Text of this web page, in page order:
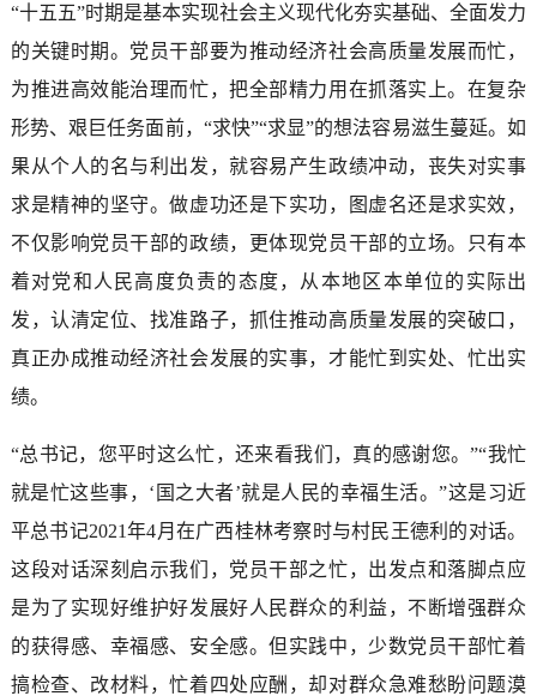
“十五五”时期是基本实现社会主义现代化夯实基础、全面发力
的关键时期。党员干部要为推动经济社会高质量发展而忙，
为推进高效能治理而忙，把全部精力用在抓落实上。在复杂
形势、艰巨任务面前，“求快”“求显”的想法容易滋生蔓延。如
果从个人的名与利出发，就容易产生政绩冲动，丧失对实事
求是精神的坚守。做虚功还是下实功，图虚名还是求实效，
不仅影响党员干部的政绩，更体现党员干部的立场。只有本
着对党和人民高度负责的态度，从本地区本单位的实际出
发，认清定位、找准路子，抓住推动高质量发展的突破口，
真正办成推动经济社会发展的实事，才能忙到实处、忙出实
绩。
“总书记，您平时这么忙，还来看我们，真的感谢您。”“我忙
就是忙这些事，‘国之大者’就是人民的幸福生活。”这是习近
平总书记2021年4月在广西桂林考察时与村民王德利的对话。
这段对话深刻启示我们，党员干部之忙，出发点和落脚点应
是为了实现好维护好发展好人民群众的利益，不断增强群众
的获得感、幸福感、安全感。但实践中，少数党员干部忙着
搞检查、改材料，忙着四处应酬，却对群众急难愁盼问题漠